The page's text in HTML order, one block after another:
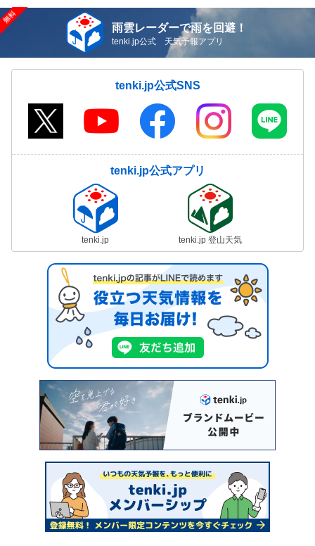
雨雲レーダーで雨を回避！
tenki.jp公式 天気予報アプリ
tenki.jp公式SNS
tenki.jp公式アプリ
tenki.jp tenki.jp 登山天気